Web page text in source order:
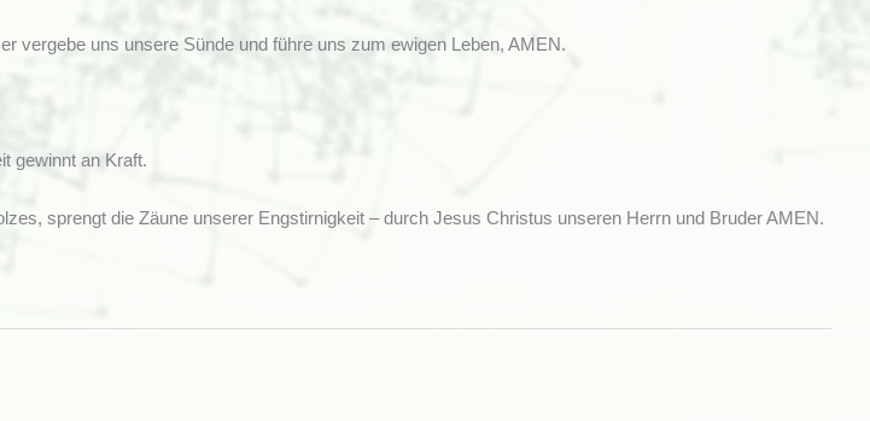
vergebe uns unsere Sünde und führe uns zum ewigen Leben, AMEN.
gewinnt an Kraft.
sprengt die Zäune unserer Engstirnigkeit – durch Jesus Christus unseren Herrn und Bruder AMEN.